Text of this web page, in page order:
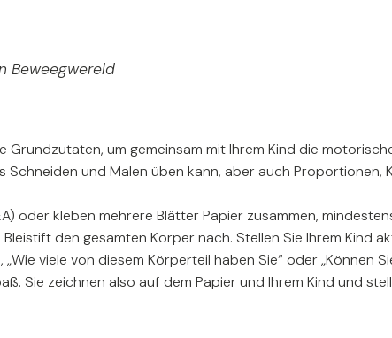
Beweegwereld
Grundzutaten, um gemeinsam mit Ihrem Kind die
Schneiden und Malen üben kann, aber auch
oder kleben mehrere Blätter Papier zusammen,
den gesamten Körper nach. Stellen Sie Ihrem Kind
viele von diesem Körperteil haben Sie“ oder „Können
Sie zeichnen also auf dem Papier und Ihrem Kind und